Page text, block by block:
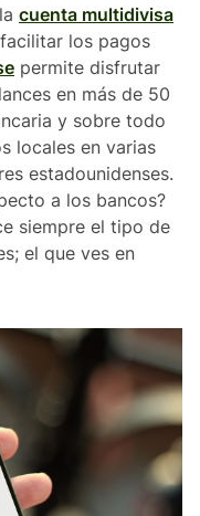
cuenta multidivisa
los pagos
permite disfrutar
en más de 50
y sobre todo
locales en varias
estadounidenses.
a los bancos?
siempre el tipo de
el que ves en